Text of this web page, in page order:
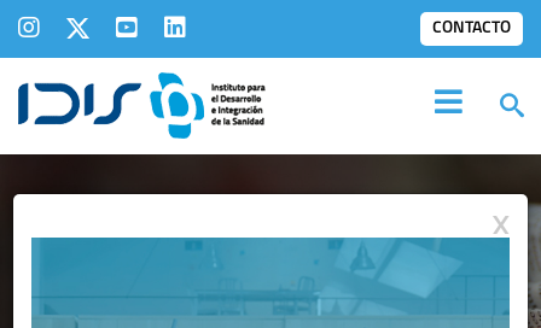
CONTACTO
X